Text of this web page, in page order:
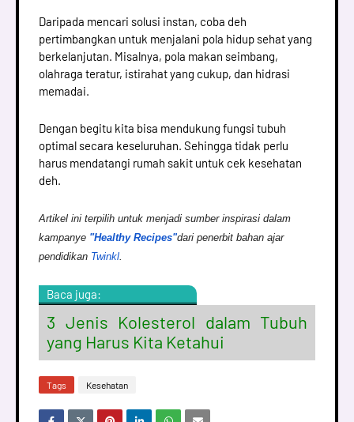
Daripada mencari solusi instan, coba deh
pertimbangkan untuk menjalani pola hidup sehat yang
berkelanjutan. Misalnya, pola makan seimbang,
olahraga teratur, istirahat yang cukup, dan hidrasi
memadai.
Dengan begitu kita bisa mendukung fungsi tubuh
optimal secara keseluruhan. Sehingga tidak perlu
harus mendatangi rumah sakit untuk cek kesehatan
deh.
Artikel ini terpilih untuk menjadi sumber inspirasi dalam
kampanye "Healthy Recipes"dari penerbit bahan ajar
pendidikan Twinkl.
Baca juga:
3 Jenis Kolesterol dalam Tubuh
yang Harus Kita Ketahui
Tags Kesehatan